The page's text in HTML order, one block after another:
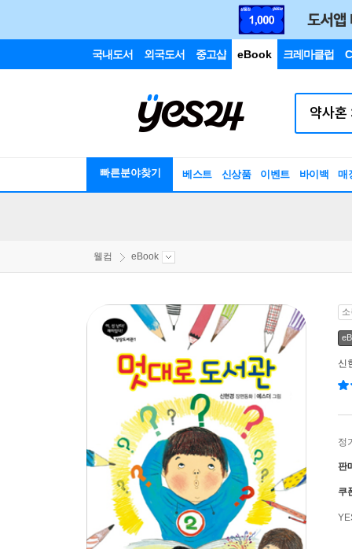
국내도서 외국도서 중고샵 eBook 크레마클럽
빠른분야찾기 베스트 신상품 이벤트 바이백 매
웰컴 eBook
신
정
판
쿠